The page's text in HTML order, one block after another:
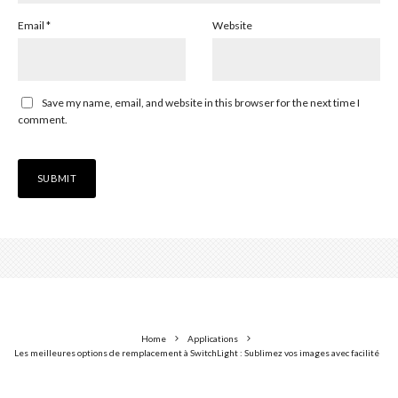
Email * Website
Save my name, email, and website in this browser for the next time I
comment.
Home
Applications
Les meilleures options de remplacement à SwitchLight : Sublimez vos images avec facilité